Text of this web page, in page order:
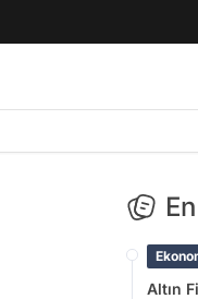
Altın